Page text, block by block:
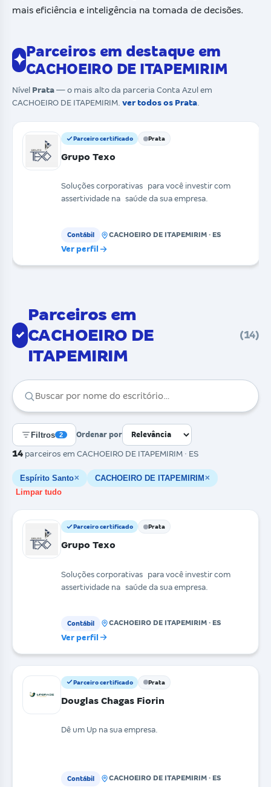
mais eficiência e inteligência na tomada de decisões.
✦
Parceiros em destaque em
CACHOEIRO DE ITAPEMIRIM
Nível Prata — o mais alto da parceria Conta Azul em
CACHOEIRO DE ITAPEMIRIM. ver todos os Prata.
Parceiro certificado Prata
Grupo Texo
Soluções corporativas para você investir com
assertividade na saúde da sua empresa.
Contábil CACHOEIRO DE ITAPEMIRIM · ES
Ver perfil
✓
Parceiros em
CACHOEIRO DE
ITAPEMIRIM
(14)
Filtros 2
14 parceiros em CACHOEIRO DE ITAPEMIRIM · ES
Ordenar por
Espírito Santo✕ CACHOEIRO DE ITAPEMIRIM ✕
Limpar tudo
Parceiro certificado Prata
Grupo Texo
Soluções corporativas para você investir com
assertividade na saúde da sua empresa.
Contábil CACHOEIRO DE ITAPEMIRIM · ES
Ver perfil
Parceiro certificado Prata
Douglas Chagas Fiorin
Dê um Up na sua empresa.
Contábil CACHOEIRO DE ITAPEMIRIM · ES